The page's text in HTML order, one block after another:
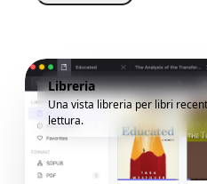
Libreria
Una vista libreria per libri
lettura.